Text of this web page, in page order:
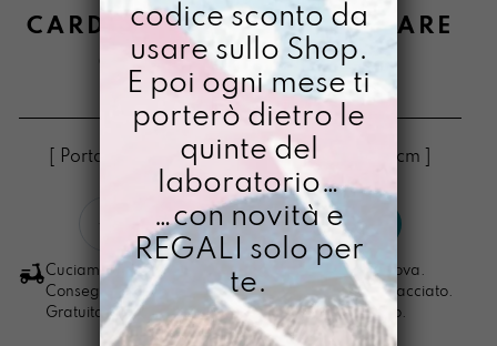
CARDISSSIMA COLLABORARE
CON L’INEVITABILE
€14,00
[ Porta Tessere Portacarte: 10,3 x 7,5 x 0,4cm ]
Cardisssima
Collaborare
con
l'inevitabile
quantità
LO VOGLIO
Cuciamo ogni ordine nel nostro laboratorio di Padova.
Consegna in 4/5 giorni lavorativi, pacco sempre tracciato.
Gratuita per ordini di importo superiore ai 100 euro.
codice sconto da
usare sullo Shop.
E poi ogni mese ti
porterò dietro le
quinte del
laboratorio…
…con novità e
REGALI solo per
te.